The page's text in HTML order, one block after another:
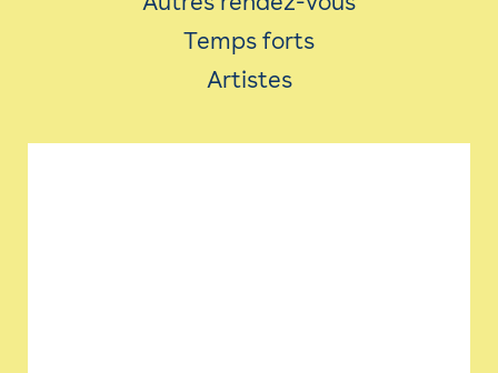
ACCESSIBILITÉ
LES PRODUCTIONS
Saison
Temps forts
Artistes